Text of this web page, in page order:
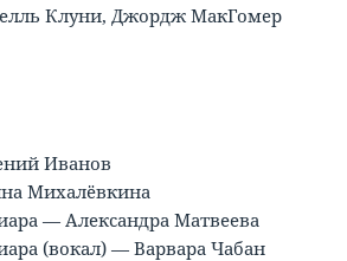
Клуни, Джордж МакГомер
Иванов
Михалёвкина
— Александра Матвеева
(вокал) — Варвара Чабан